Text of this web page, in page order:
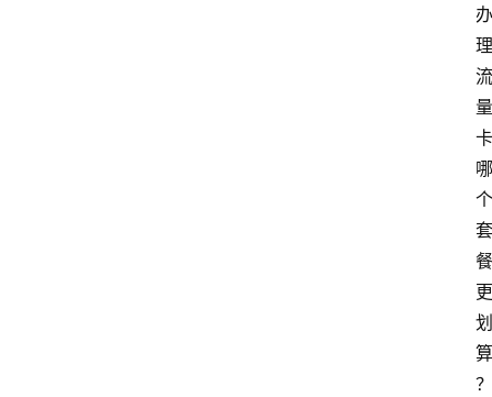
办
理
流
量
卡
哪
个
套
餐
更
划
算
？